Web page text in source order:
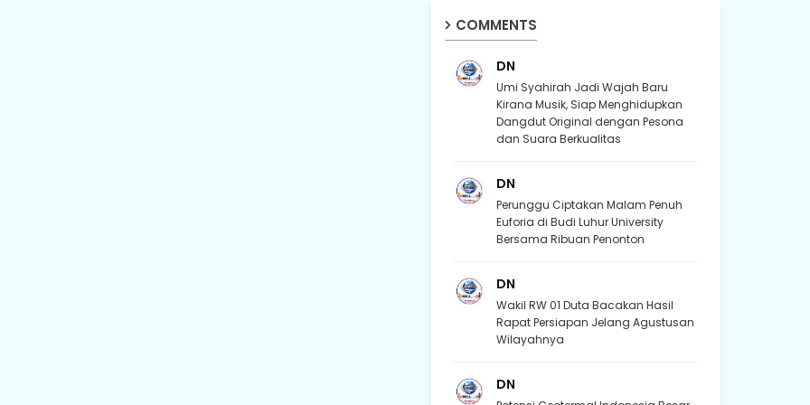
COMMENTS
DN
Umi Syahirah Jadi Wajah Baru
Kirana Musik, Siap Menghidupkan
Dangdut Original dengan Pesona
dan Suara Berkualitas
DN
Perunggu Ciptakan Malam Penuh
Euforia di Budi Luhur University
Bersama Ribuan Penonton
DN
Wakil RW 01 Duta Bacakan Hasil
Rapat Persiapan Jelang Agustusan
Wilayahnya
DN